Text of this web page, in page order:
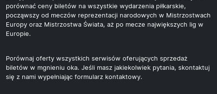
porównać ceny biletów na wszystkie wydarzenia piłkarskie,
począwszy od meczów reprezentacji narodowych w Mistrzostwach
Europy oraz Mistrzostwa Świata, aż po mecze największych lig w
Europie.
Porównaj oferty wszystkich serwisów oferujących sprzedaż
biletów w mgnieniu oka. Jeśli masz jakiekolwiek pytania, skontaktuj
się z nami wypełniając formularz kontaktowy.